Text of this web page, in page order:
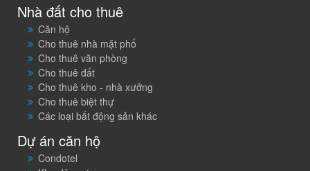
Nhà đất cho thuê
Căn hộ
Cho thuê nhà mặt phố
Cho thuê văn phòng
Cho thuê đất
Cho thuê kho - nhà xưởng
Cho thuê biệt thự
Các loại bất động sản khác
Dự án căn hộ
Condotel